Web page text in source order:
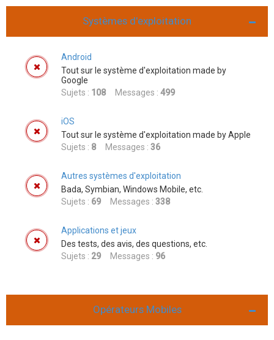
Systèmes d'exploitation
Android
Tout sur le système d'exploitation made by
Google
Sujets : 108 Messages : 499
iOS
Tout sur le système d'exploitation made by Apple
Sujets : 8 Messages : 36
Autres systèmes d'exploitation
Bada, Symbian, Windows Mobile, etc.
Sujets : 69 Messages : 338
Applications et jeux
Des tests, des avis, des questions, etc.
Sujets : 29 Messages : 96
Opérateurs Mobiles